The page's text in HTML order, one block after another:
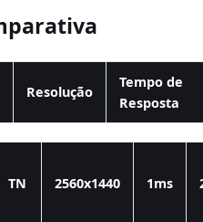
Resolução
Tempo de
Resposta
TN 2560x1440 1ms